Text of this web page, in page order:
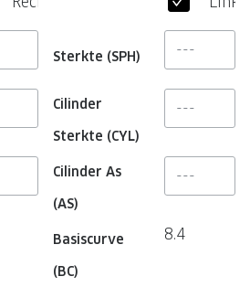
voor 239,-
complete
korting
Tweede
Alle
Sterkte (SPH)
Cilinder
Sterkte (CYL)
Cilinder As
(AS)
Basiscurve
(BC)
8.4